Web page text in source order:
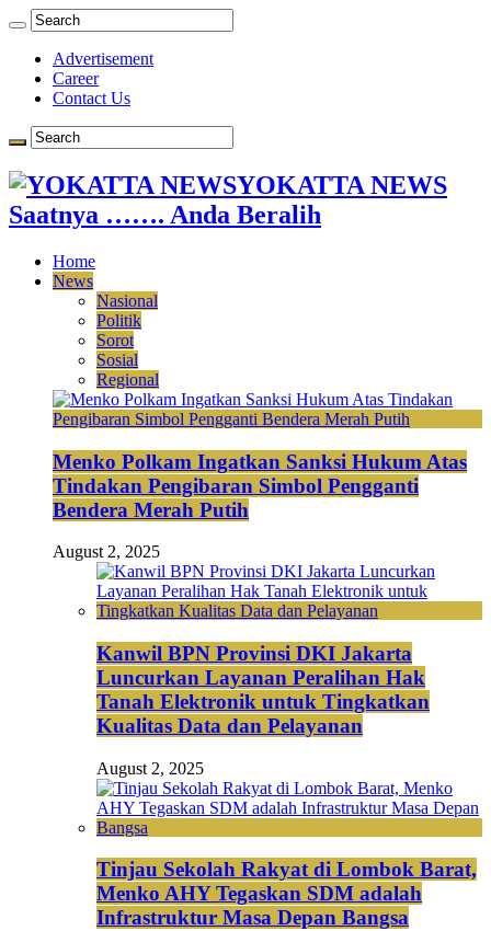
Advertisement
Career
Contact Us
YOKATTA NEWS
Saatnya ……. Anda Beralih
Home
News
Nasional
Politik
Sorot
Sosial
Regional
Menko Polkam Ingatkan Sanksi Hukum Atas
Tindakan Pengibaran Simbol Pengganti
Bendera Merah Putih
August 2, 2025
Kanwil BPN Provinsi DKI Jakarta
Luncurkan Layanan Peralihan Hak
Tanah Elektronik untuk Tingkatkan
Kualitas Data dan Pelayanan
August 2, 2025
Tinjau Sekolah Rakyat di Lombok Barat,
Menko AHY Tegaskan SDM adalah
Infrastruktur Masa Depan Bangsa